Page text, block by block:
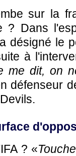
sur la
? Dans
désigné le
à
me dit, on
défenseur
? «